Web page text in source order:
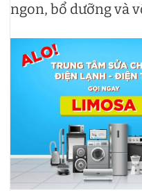
ngon, bổ dưỡng và